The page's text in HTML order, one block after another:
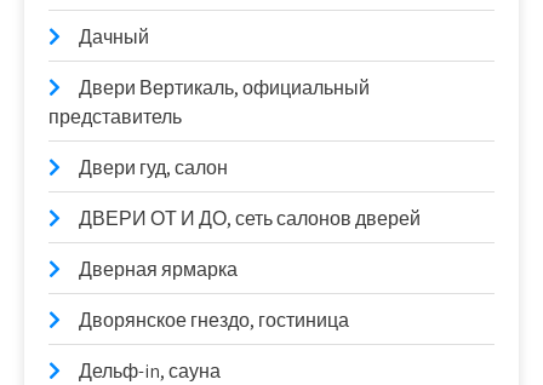
Дачный
Двери Вертикаль, официальный
представитель
Двери гуд, салон
ДВЕРИ ОТ И ДО, сеть салонов дверей
Дверная ярмарка
Дворянское гнездо, гостиница
Дельф-in, сауна